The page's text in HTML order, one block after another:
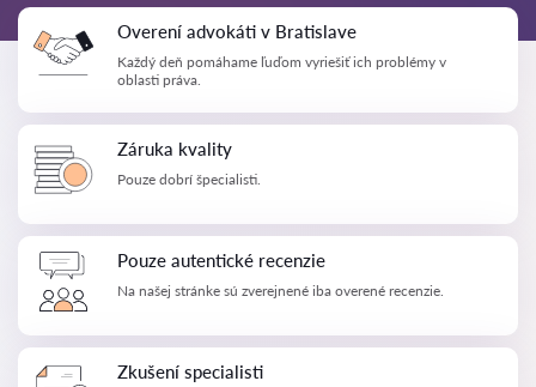
Overení advokáti v Bratislave
Každý deň pomáhame ľuďom vyriešiť ich problémy v
oblasti práva.
Záruka kvality
Pouze dobrí špecialisti.
Pouze autentické recenzie
Na našej stránke sú zverejnené iba overené recenzie.
Zkušení specialisti